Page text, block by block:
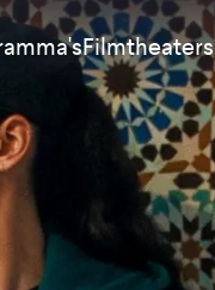
Filmtheaters